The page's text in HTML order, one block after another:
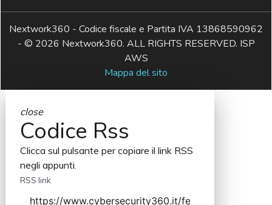
Nextwork360 - Codice fiscale e Partita IVA 13868590962
- © 2026 Nextwork360. ALL RIGHTS RESERVED. ISP
AWS
Mappa del sito
close
Codice Rss
Clicca sul pulsante per copiare il link RSS
negli appunti.
RSS link